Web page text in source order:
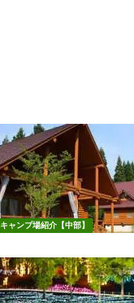
キャンプ場紹介【中部】